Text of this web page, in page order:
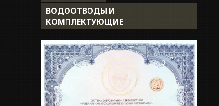
Доставка
Укладка
ВОДООТВОДЫ И
КОМПЛЕКТУЮЩИЕ